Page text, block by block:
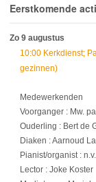
Eerstkomende
Zo 9 augustus
10:00 Kerkdienst;
gezinnen)
Medewerkenden
Voorganger : Mw.
Ouderling : Bert de
Diaken : Aarnoud
Pianist/organist :
Lector : Joke Koster